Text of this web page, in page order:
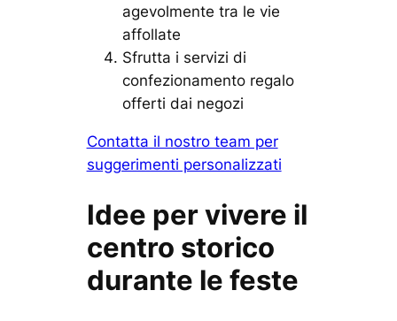
agevolmente tra le vie
affollate
Sfrutta i servizi di
confezionamento regalo
offerti dai negozi
Contatta il nostro team per
suggerimenti personalizzati
Idee per vivere il
centro storico
durante le feste